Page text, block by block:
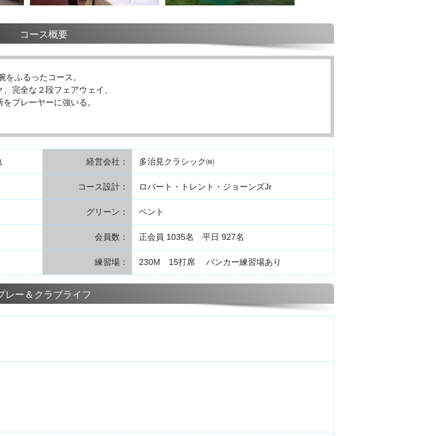
コース概要
ふるったコース。
完全な２段フェアウェイ、
プレーヤーに強いる。
経営会社： 多治見クラシック㈱
コース設計： ロバート・トレント・ジョーンズJr
グリーン： ベント
会員数： 正会員 1035名 平日 927名
練習場： 230M 15打席 バンカー練習場あり
レー＆クラブライフ